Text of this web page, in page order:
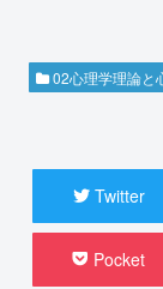
02心理学理論と
Twitter
Pocket